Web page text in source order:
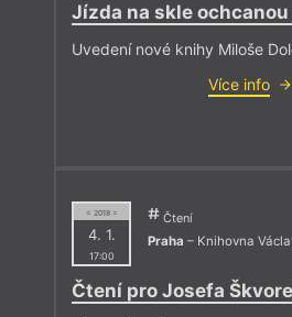
Jízda na skle
Uvedení nové knihy Miloše
Více info
= 2018 =
4. 1.
17:00
Čtení
Praha – Knihovna
Čtení pro Josefa